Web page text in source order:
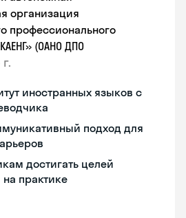
организация
профессионального
(ОАНО ДПО
иностранных языков с
подход для
достигать целей
практике